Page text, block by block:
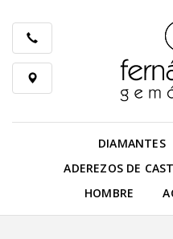
DIAMANTES
ADEREZOS DE
HOMBRE